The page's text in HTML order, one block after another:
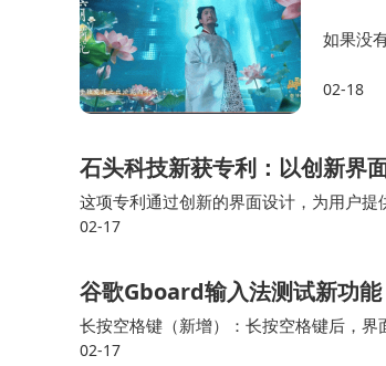
如果没
尺度来
02-18
石头科技新获专利：以创新界
这项专利通过创新的界面设计，为用户
要的一步。石头科技此次获得的专利，
02-17
谷歌Gboard输入法测试新功
长按空格键（新增）：长按空格键后，
绍，用户只需长按空格键，整个键盘区
02-17